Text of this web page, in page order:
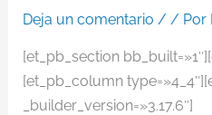
Deja un comentario / / Por
[et_pb_section
[et_pb_column
_builder_version=»3.17.6″]